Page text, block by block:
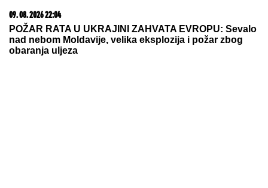
09. 08. 2026 22:04
POŽAR RATA U UKRAJINI ZAHVATA EVROPU: Sevalo
nad nebom Moldavije, velika eksplozija i požar zbog
obaranja uljeza